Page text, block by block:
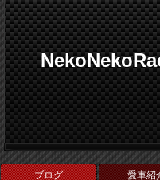
ブログ 愛車紹